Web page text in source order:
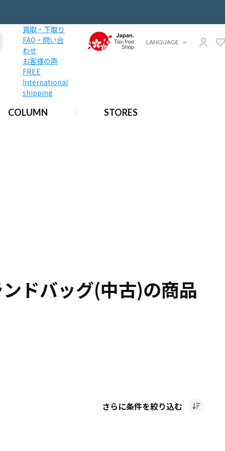
買取・下取り
FAQ・問い合
わせ
お客様の声
FREE
International
shipping
COLUMN STORES
LANGUAGE
ドバッグ(中古)の商品
さらに条件を絞り込む